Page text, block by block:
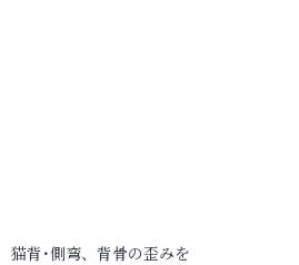
猫背･側弯、背骨の歪みを